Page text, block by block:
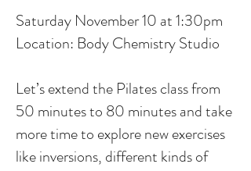
Saturday November 10 at 1:30pm
Location: Body Chemistry Studio
Let’s extend the Pilates class from
50 minutes to 80 minutes and take
more time to explore new exercises
like inversions, different kinds of